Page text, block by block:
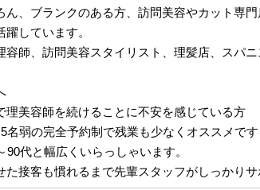
、ブランクのある方、訪問美容やカット専門
しています。
容師、訪問美容スタイリスト、理髪店、スパ
理美容師を続けることに不安を感じている方
名弱の完全予約制で残業も少なくオススメです
90代と幅広くいらっしゃいます。
接客も慣れるまで先輩スタッフがしっかりサ